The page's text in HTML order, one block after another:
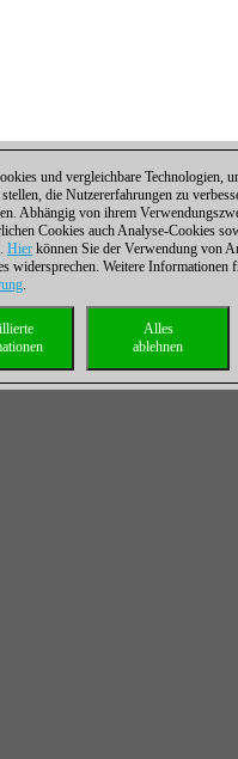
und vergleichbare Technologien,
die Nutzererfahrungen zu
Abhängig von ihrem
Cookies auch Analyse-Cookies
Hier können Sie der Verwendung von
widersprechen. Weitere Informationen
.
Alles
ablehnen